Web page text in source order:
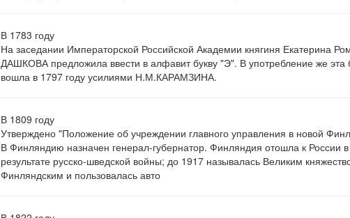
В 1783 году
На заседании Императорской Российской Академии княгиня Екатерина
ДАШКОВА предложила ввести в алфавит букву "Э". В употребление же эта
вошла в 1797 году усилиями Н.М.КАРАМЗИНА.
В 1809 году
Утверждено "Положение об учреждении главного управления в новой
В Финляндию назначен генерал-губернатор. Финляндия отошла к России
результате русско-шведской войны; до 1917 называлась Великим
Финляндским и пользовалась авто